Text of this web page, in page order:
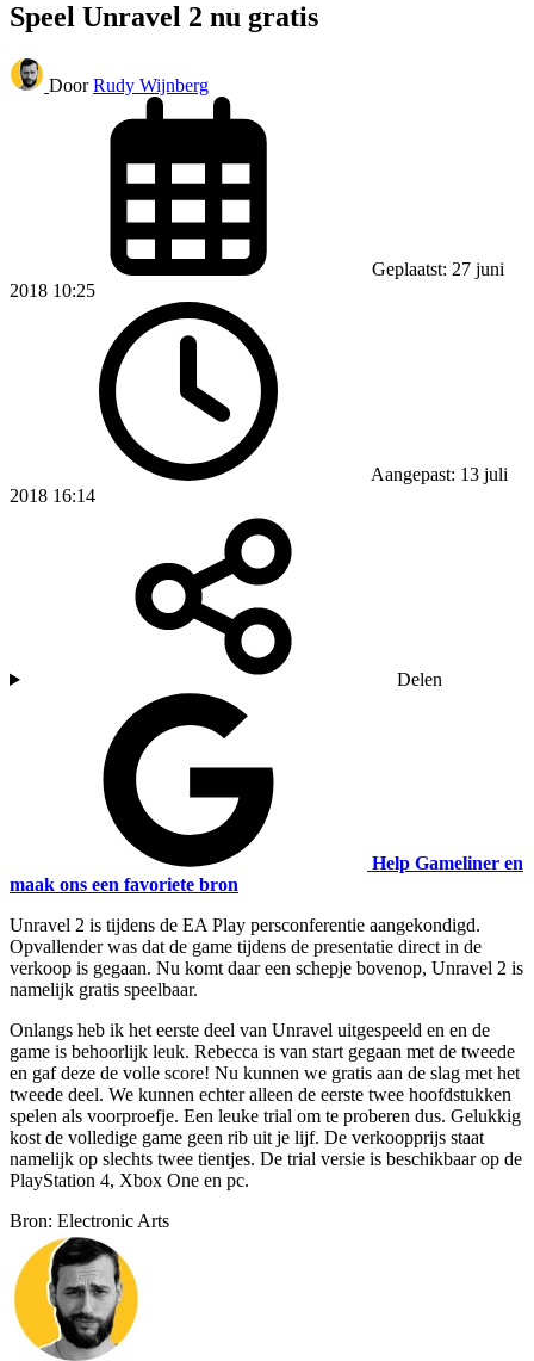
Speel Unravel 2 nu gratis
Door Rudy Wijnberg
Geplaatst: 27 juni
2018 10:25
Aangepast: 13 juli
2018 16:14
Delen
Help Gameliner en
maak ons een favoriete bron
Unravel 2 is tijdens de EA Play persconferentie aangekondigd.
Opvallender was dat de game tijdens de presentatie direct in de
verkoop is gegaan. Nu komt daar een schepje bovenop, Unravel 2 is
namelijk gratis speelbaar.
Onlangs heb ik het eerste deel van Unravel uitgespeeld en en de
game is behoorlijk leuk. Rebecca is van start gegaan met de tweede
en gaf deze de volle score! Nu kunnen we gratis aan de slag met het
tweede deel. We kunnen echter alleen de eerste twee hoofdstukken
spelen als voorproefje. Een leuke trial om te proberen dus. Gelukkig
kost de volledige game geen rib uit je lijf. De verkoopprijs staat
namelijk op slechts twee tientjes. De trial versie is beschikbaar op de
PlayStation 4, Xbox One en pc.
Bron: Electronic Arts